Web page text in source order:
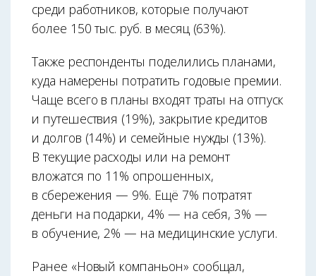
среди работников, которые получают
более 150 тыс. руб. в месяц (63%).
Также респонденты поделились планами,
куда намерены потратить годовые премии.
Чаще всего в планы входят траты на отпуск
и путешествия (19%), закрытие кредитов
и долгов (14%) и семейные нужды (13%).
В текущие расходы или на ремонт
вложатся по 11% опрошенных,
в сбережения — 9%. Ещё 7% потратят
деньги на подарки, 4% — на себя, 3% —
в обучение, 2% — на медицинские услуги.
Ранее «Новый компаньон» сообщал,